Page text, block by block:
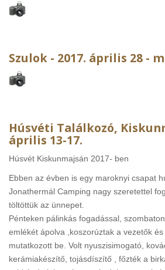
Szulok - 2017. április 28 -
Húsvéti Találkozó,
április 13-17.
Húsvét Kiskunmajsán 2017- ben
Ebben az évben is egy maroknyi csapat
Jonathermál Camping nagy szeretettel
töltöttük az ünnepet.
Pénteken pálinkás fogadással,
emlékét ápolva ,koszorúztak a vezetők
mutatkozott be. Volt nyuszisimogató,
kerámiakészítő, tojásdíszítő , főzték a